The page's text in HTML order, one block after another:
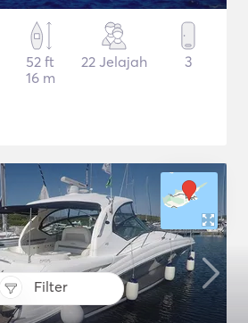
Filter
52 ft
16 m
22 Jelajah 3